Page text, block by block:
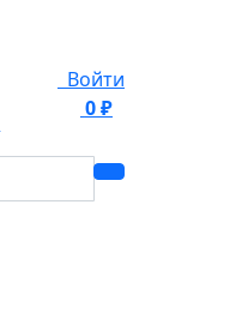
Войти
0 ₽